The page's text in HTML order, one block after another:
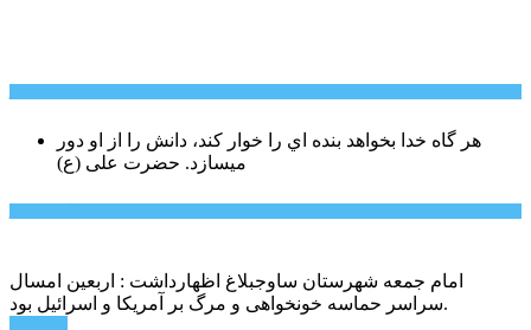
هر گاه خدا بخواهد بنده اي را خوار كند، دانش را از او دور
میسازد. حضرت علی (ع)
امام جمعه شهرستان ساوجبلاغ اظهارداشت : اربعین امسال
سراسر حماسه خونخواهی و مرگ بر آمریکا و اسرائیل بود.